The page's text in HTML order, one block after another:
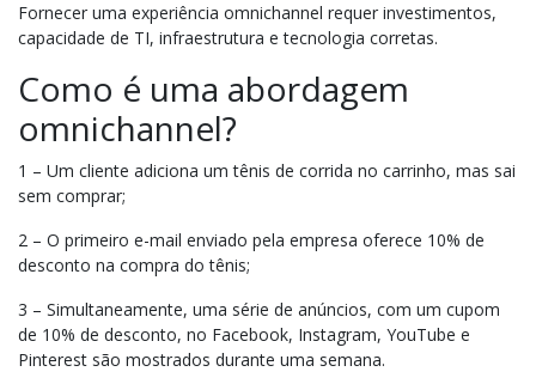
Fornecer uma experiência omnichannel requer investimentos,
capacidade de TI, infraestrutura e tecnologia corretas.
Como é uma abordagem
omnichannel?
1 – Um cliente adiciona um tênis de corrida no carrinho, mas sai
sem comprar;
2 – O primeiro e-mail enviado pela empresa oferece 10% de
desconto na compra do tênis;
3 – Simultaneamente, uma série de anúncios, com um cupom
de 10% de desconto, no Facebook, Instagram, YouTube e
Pinterest são mostrados durante uma semana.